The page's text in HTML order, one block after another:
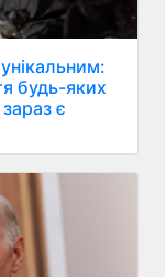
будь-яких
є